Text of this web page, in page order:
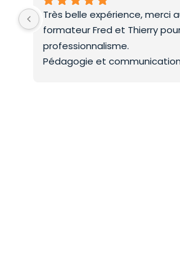
Très belle expérience, merci
formateur Fred et Thierry
professionnalisme.
Pédagogie et